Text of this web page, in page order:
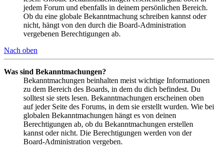
jedem Forum und ebenfalls in deinem persönlichen Bereich.
Ob du eine globale Bekanntmachung schreiben kannst oder
nicht, hängt von den durch die Board-Administration
vergebenen Berechtigungen ab.
Nach oben
Was sind Bekanntmachungen?
Bekanntmachungen beinhalten meist wichtige Informationen
zu dem Bereich des Boards, in dem du dich befindest. Du
solltest sie stets lesen. Bekanntmachungen erscheinen oben
auf jeder Seite des Forums, in dem sie erstellt wurden. Wie bei
globalen Bekanntmachungen hängt es von deinen
Berechtigungen ab, ob du Bekanntmachungen erstellen
kannst oder nicht. Die Berechtigungen werden von der
Board-Administration vergeben.